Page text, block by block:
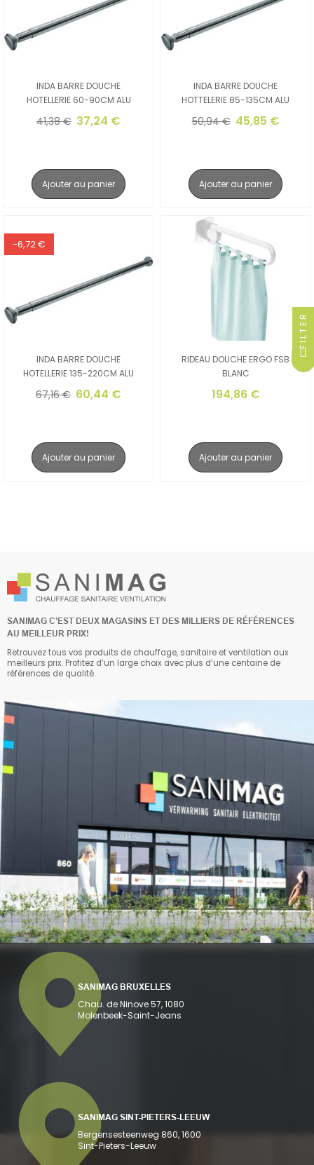
INDA BARRE DOUCHE
HOTELLERIE 60-90CM ALU
41,38 € 37,24 €
Ajouter au panier
INDA BARRE DOUCHE
HOTTELERIE 85-135CM ALU
50,94 € 45,85 €
Ajouter au panier
INDA BARRE DOUCHE
HOTELLERIE 135-220CM ALU
67,16 € 60,44 €
Ajouter au panier
-6,72 €
RIDEAU DOUCHE ERGO FSB
BLANC
194,86 €
Ajouter au panier
SANIMAG C’EST DEUX MAGASINS ET DES MILLIERS DE RÉFÉRENCES
AU MEILLEUR PRIX!
Retrouvez tous vos produits de chauffage, sanitaire et ventilation aux
meilleurs prix. Profitez d’un large choix avec plus d’une centaine de
références de qualité.
SANIMAG BRUXELLES
Chau. de Ninove 57, 1080
Molenbeek-Saint-Jeans
SANIMAG SINT-PIETERS-LEEUW
Bergensesteenweg 860, 1600
Sint-Pieters-Leeuw
FILTER